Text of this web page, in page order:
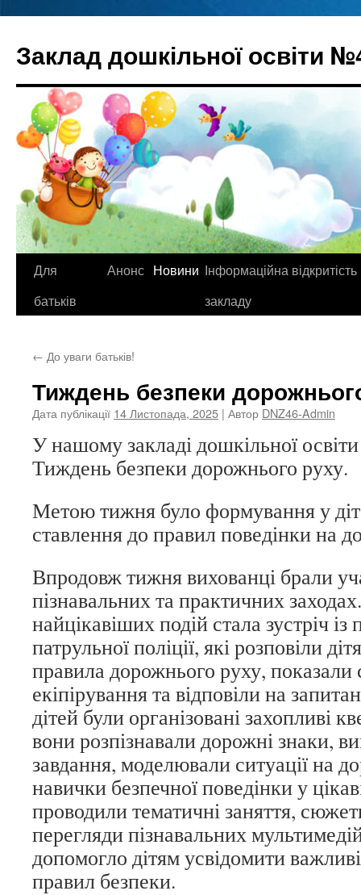
вмісту
Заклад дошкільної освіти
Для
батьків
Анонс Новини Інформаційна відкритість
закладу
← До уваги батьків!
Тиждень безпеки
Дата публікації 14 Листопада, 2025 | Автор DNZ46-Admin
У нашому закладі дошкільної
Тиждень безпеки дорожнього руху.
Метою тижня було формування у
ставлення до правил поведінки на
Впродовж тижня вихованці брали
пізнавальних та практичних
найцікавіших подій стала зустріч
патрульної поліції, які розповіли
правила дорожнього руху, показали
екіпірування та відповіли на
дітей були організовані захопливі
вони розпізнавали дорожні знаки,
завдання, моделювали ситуації на
навички безпечної поведінки у
проводили тематичні заняття,
перегляди пізнавальних
допомогло дітям усвідомити
правил безпеки.